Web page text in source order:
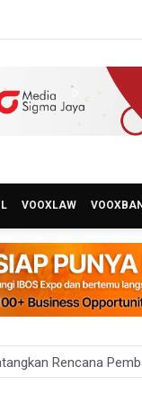
VOOXLAW
Rencana
Gede Pangrango